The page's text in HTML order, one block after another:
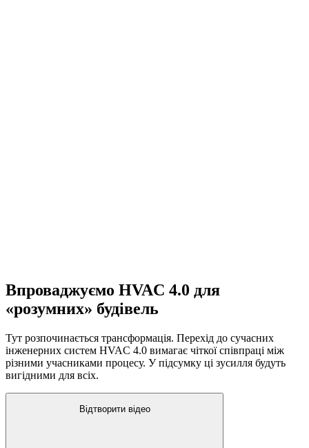
Впроваджуємо HVAC 4.0 для
«розумних» будівель
Тут розпочинається трансформація. Перехід до сучасних
інженерних систем HVAC 4.0 вимагає чіткої співпраці між
різними учасниками процесу. У підсумку ці зусилля будуть
вигідними для всіх.
Відтворити відео